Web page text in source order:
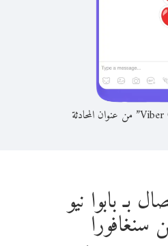
بـ بابوا نيو
سنغافورا